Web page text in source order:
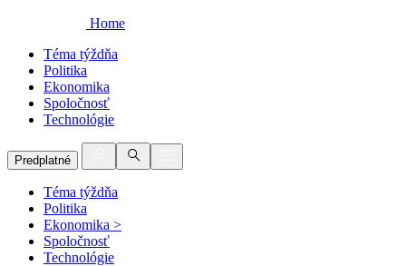
Home
Téma týždňa
Politika
Ekonomika
Spoločnosť
Technológie
Predplatné
Téma týždňa
Politika
Ekonomika >
Spoločnosť
Technológie